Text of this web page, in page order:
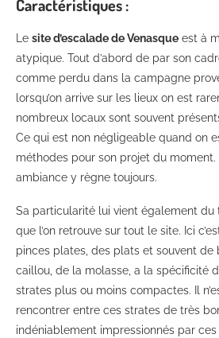
Caractéristiques :
Le site d’escalade de Venasque est à
atypique. Tout d’abord de par son
comme perdu dans la campagne
lorsqu’on arrive sur les lieux on est
nombreux locaux sont souvent
Ce qui est non négligeable quand on
méthodes pour son projet du
ambiance y règne toujours.
Sa particularité lui vient également du
que l’on retrouve sur tout le site. Ici
pinces plates, des plats et souvent de
caillou, de la molasse, a la spécificité
strates plus ou moins compactes. Il
rencontrer entre ces strates de très
indéniablement impressionnés par